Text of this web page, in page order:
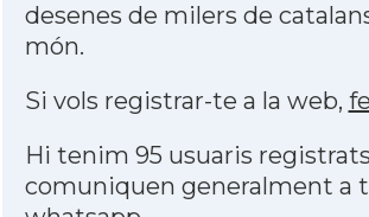
desenes de milers de
món.
Si vols registrar-te a la web,
Hi tenim 95 usuaris
comuniquen generalment a